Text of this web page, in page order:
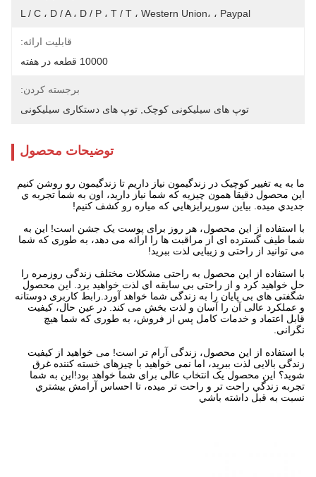
L / C ، D / A ، D / P ، T / T ، Western Union، ، Paypal
قابلیت ارائه:
10000 قطعه در هفته
برجسته کردن:
توپ های سیلیکونی کوچک توپ های دستکاری سیلیکونی
توضیحات محصول
ما به يه تغيير کوچيک در زندگيمون نياز داريم تا زندگيمون رو روشن کنيم
اين محصول دقیقا همون چيزيه که شما نياز داريد، اون به شما تجربه ي
جديدي ميده. بياين سورپرايزهايي که مياره رو کشف کنيم!
با استفاده از این محصول، هر روز برای پوست یک جشن است! این به
شما طیف گسترده ای از مراقبت ها را ارائه می دهد، به طوری که شما
می توانید از راحتی و زیبایی لذت ببرید!
با استفاده از این محصول به راحتی مشکلات مختلف زندگی روزمره را
حل خواهید کرد و از راحتی بی سابقه ای لذت خواهید برد. این محصول
شگفتی های بی پایان را به زندگی شما خواهد آورد.رابط کاربری دوستانه
و عملکرد عالی آن را آسان و لذت بخش می کند. در عین حال، کیفیت
قابل اعتماد و خدمات کامل پس از فروش، به طوری که شما هیچ
نگرانی.
با استفاده از این محصول، زندگی آرام تر است! می خواهید از کیفیت
زندگی بالایی لذت ببرید، اما نمی خواهید با چیزهای خسته کننده غرق
شوید؟ این محصول یک انتخاب عالی برای شما خواهد بود!اين به شما
تجربه زندگي راحت تر و راحت تر ميده، تا احساس آرامش بيشتري
نسبت به قبل داشته باشي